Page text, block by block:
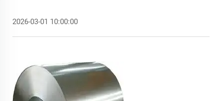
2026-03-01 10:00:00